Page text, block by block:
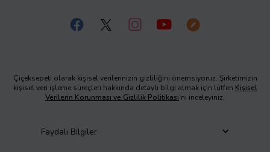
Çiçeksepeti olarak kişisel verilerinizin gizliliğini önemsiyoruz. Şirketimizin
kişisel veri işleme süreçleri hakkında detaylı bilgi almak için lütfen Kişisel
Verilerin Korunması ve Gizlilik Politikası’nı inceleyiniz.
Faydalı Bilgiler